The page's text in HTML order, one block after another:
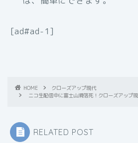
[ad#ad-1]
HOME
クローズアップ現代
ニコ生配信中に富士山滑落死！クローズアップ
RELATED POST